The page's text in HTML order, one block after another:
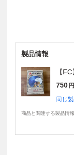
製品情報
【
750
同じ
商品と関連する製品情